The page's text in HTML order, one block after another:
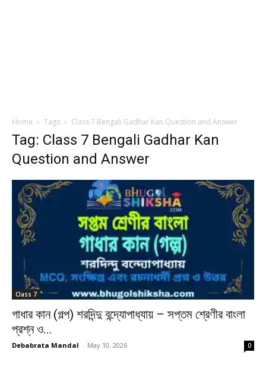
Home Tags Class 7 Bengali Gadhar Kan Question and Answer
Tag: Class 7 Bengali Gadhar Kan
Question and Answer
Class 7
গাধার কান (গল্প) শরদিন্দু বন্দ্যোপাধ্যায় – সপ্তম শ্রেণীর বাংলা
প্রশ্ন ও...
Debabrata Mandal - May 10, 2026 0